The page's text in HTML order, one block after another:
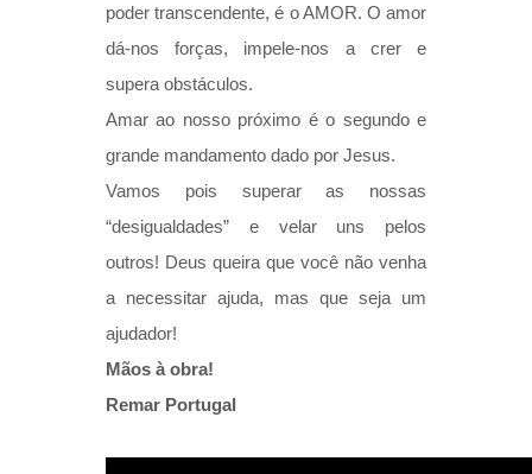
poder transcendente, é o AMOR. O amor
dá-nos forças, impele-nos a crer e
supera obstáculos.
Amar ao nosso próximo é o segundo e
grande mandamento dado por Jesus.
Vamos pois superar as nossas
“desigualdades” e velar uns pelos
outros! Deus queira que você não venha
a necessitar ajuda, mas que seja um
ajudador!
Mãos à obra!
Remar Portugal